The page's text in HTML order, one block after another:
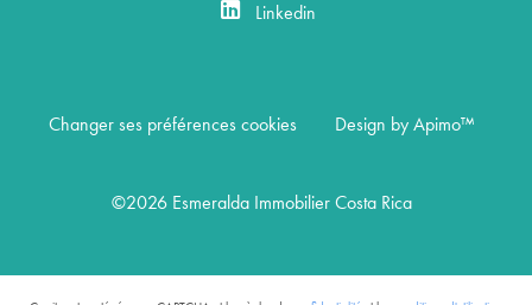
Linkedin
Changer ses préférences cookies Design by Apimo™
©2026 Esmeralda Immobilier Costa Rica